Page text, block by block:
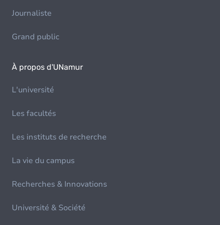
Journaliste
Grand public
À propos d'UNamur
L'université
Les facultés
Les instituts de recherche
La vie du campus
Recherches & Innovations
Université & Société